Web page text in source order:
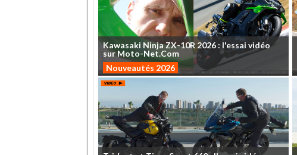
Kawasaki NinjaZX-10R 2026 : l'essai vidéo
sur Moto-Net.Com
Nouveautés 2026